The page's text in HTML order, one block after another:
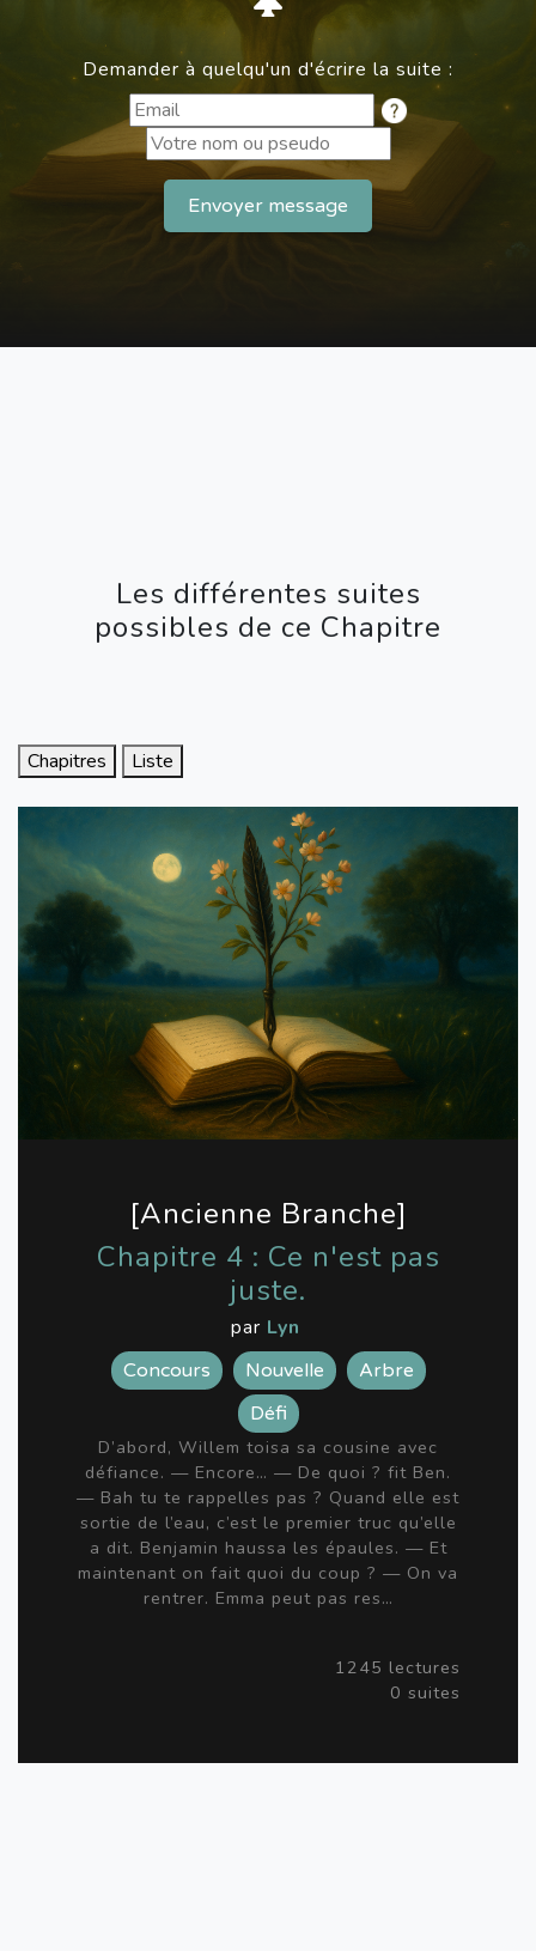
Demander à quelqu'un d'écrire la suite :
Envoyer message
Les différentes suites
possibles de ce Chapitre
Chapitres Liste
[Ancienne Branche]
Chapitre 4 : Ce n'est pas
juste.
par Lyn
Concours Nouvelle
Arbre
Défi
D’abord, Willem toisa sa cousine avec
défiance. — Encore… — De quoi ? fit Ben.
— Bah tu te rappelles pas ? Quand elle est
sortie de l’eau, c’est le premier truc qu’elle
a dit. Benjamin haussa les épaules. — Et
maintenant on fait quoi du coup ? — On va
rentrer. Emma peut pas res…
1245 lectures
0 suites